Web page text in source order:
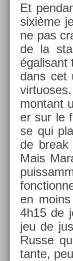
Et
sixième
ne pas
de la
égalisant
dans cet
mon­tant
er sur le
se qui
de
Mais
en
4h15 de
jeu de
Russe
tante,